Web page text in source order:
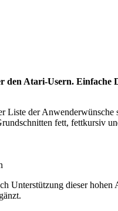
Atari-Usern. Einfache
der
fett, fettkursiv
Unterstützung dieser